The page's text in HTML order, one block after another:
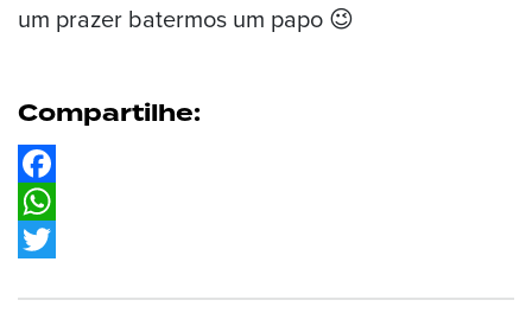
um prazer batermos um papo 😉
Compartilhe:
Facebook
WhatsApp